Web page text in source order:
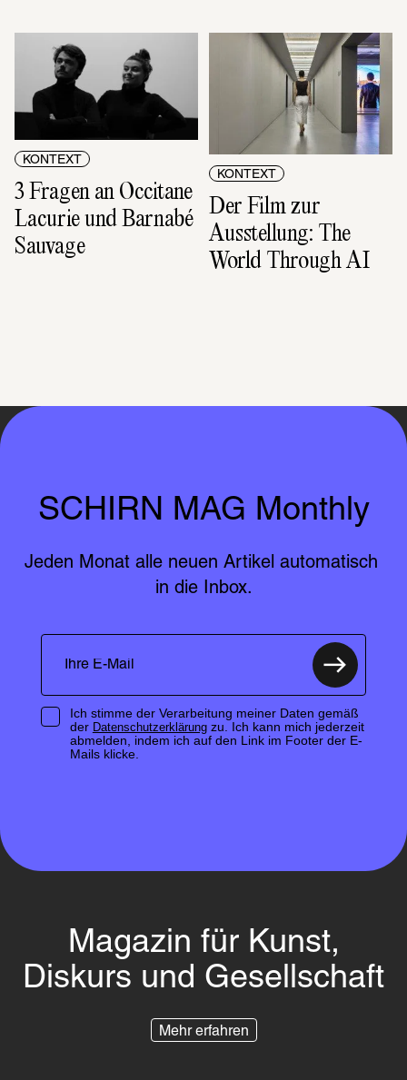
KONTEXT
3 Fragen an Occitane
Lacurie und Barnabé
Sauvage
KONTEXT
Der Film zur
Ausstellung: The
World Through AI
SCHIRN MAG Monthly
Jeden Monat alle neuen Artikel automatisch
in die Inbox.
Ich stimme der Verarbeitung meiner Daten gemäß
der Datenschutzerklärungzu. Ich kann mich jederzeit
abmelden, indem ich auf den Link im Footer der E-
Mails klicke.
Magazin für Kunst,
Diskurs und Gesellschaft
Mehr erfahren